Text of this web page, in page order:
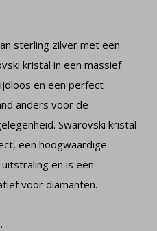
sterling zilver met een
kristal in een massief
en een perfect
anders voor de
Swarovski kristal
een hoogwaardige
en is een
voor diamanten.